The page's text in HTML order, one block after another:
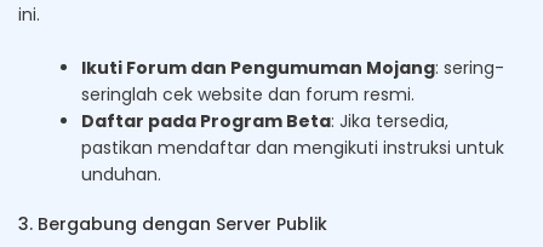
ini.
Ikuti Forum dan Pengumuman Mojang: sering-
seringlah cek website dan forum resmi.
Daftar pada Program Beta: Jika tersedia,
pastikan mendaftar dan mengikuti instruksi untuk
unduhan.
3. Bergabung dengan Server Publik